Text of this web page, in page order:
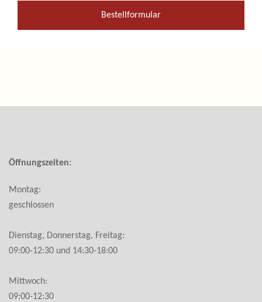
Bestellformular
Öffnungszeiten:
Montag:
geschlossen
Dienstag, Donnerstag, Freitag:
09:00-12:30 und 14:30-18:00
Mittwoch:
09:00-12:30